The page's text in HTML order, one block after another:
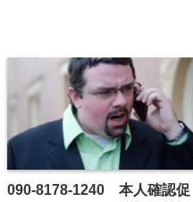
090-8178-1240 本人確認促